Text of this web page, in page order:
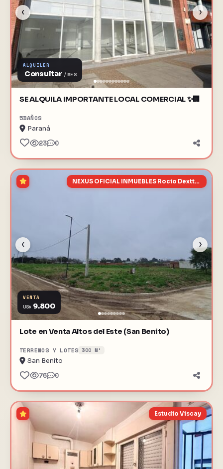
‹ ›
ALQUILER
Consultar /MES
SE ALQUILA IMPORTANTE LOCAL COMERCIAL ✨🏢
5BAÑOS
Paraná
23 0
‹ ›
NEXUS OFICIAL INMUEBLES Rocio Dexttler MP 1853
VENTA
US$ 9.800
Lote en Venta Altos del Este (San Benito)
TERRENOS Y LOTES 300 M²
San Benito
76 0
Estudio Viscay